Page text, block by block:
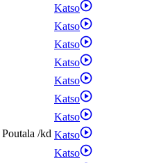
Katso
Katso
Katso
Katso
Katso
Katso
Katso
Poutala /kd Katso
Katso